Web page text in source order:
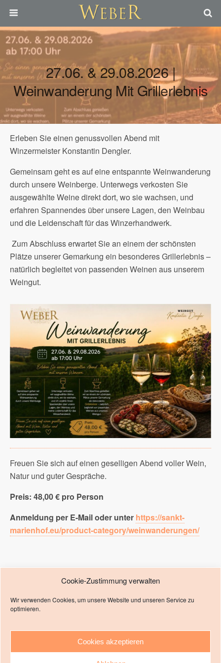
Cookie-Zustimmung verwalten
Wir verwenden Cookies, um unsere Website und unseren Service zu
optimieren.
Cookies akzeptieren
27.06. & 29.08.2026 |
Weinwanderung Mit Grillerlebnis
Erleben Sie einen genussvollen Abend mit
Winzermeister Konstantin Dengler.
Gemeinsam geht es auf eine entspannte Weinwanderung
durch unsere Weinberge. Unterwegs verkosten Sie
ausgewählte Weine direkt dort, wo sie wachsen, und
erfahren Spannendes über unsere Lagen, den Weinbau
und die Leidenschaft für das Winzerhandwerk.
Zum Abschluss erwartet Sie an einem der schönsten
Plätze unserer Gemarkung ein besonderes Grillerlebnis –
natürlich begleitet von passenden Weinen aus unserem
Weingut.
Freuen Sie sich auf einen geselligen Abend voller Wein,
Natur und guter Gespräche.
Preis: 48,00 € pro Person
Anmeldung per E-Mail oder unter https://sankt-
marienhof.eu/product-category/weinwanderungen/
Vorheriger Beitrag
Food
Nächster Beitrag
Walk Food
Zum Seitenanfang